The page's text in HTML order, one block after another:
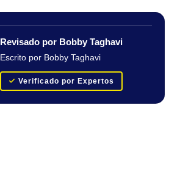
Revisado por Bobby Taghavi
Escrito por Bobby Taghavi
Verificado por Expertos